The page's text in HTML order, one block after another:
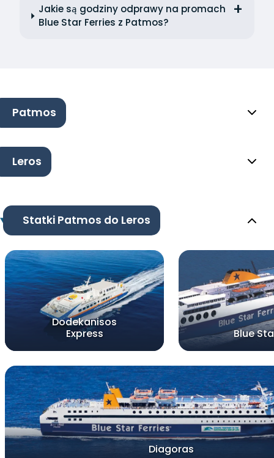
Jakie są godziny odprawy na promach
Blue Star Ferries z Patmos?
Patmos
Leros
Statki Patmos do Leros
Dodekanisos
Express
Blue
Diagoras